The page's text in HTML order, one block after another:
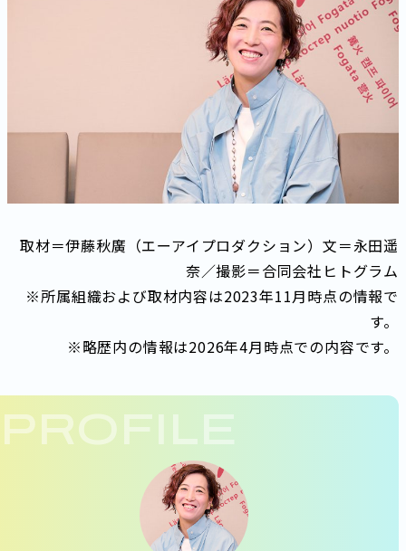
取材＝伊藤秋廣（エーアイプロダクション）文＝永田遥
奈／撮影＝合同会社ヒトグラム
※所属組織および取材内容は2023年11月時点の情報で
す。
※略歴内の情報は2026年4月時点での内容です。
PROFILE